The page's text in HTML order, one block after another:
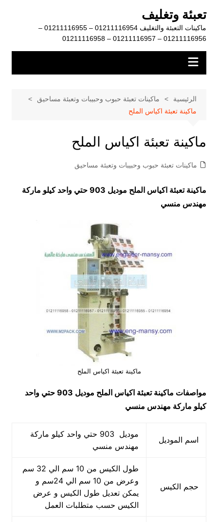
المحتوى
تعبئة وتغليف
ماكينات التعبئة والتغليف 01211116954 – 01211116955 –
01211116956 – 01211116957 – 01211116958
الرئيسية
ماكينات تعبئة حبوب وحبيبات وتعبئة مساحيق
ماكينة تعبئة اكياس الملح
ماكينة تعبئة اكياس الملح
ماكينات تعبئة حبوب وحبيبات وتعبئة مساحيق
ماكينة تعبئة اكياس الملح موديل 903 حتي واحد كيلو ماركة
مهندس منسي
ماكينة تعبئة اكياس الملح
مواصفات ماكينة تعبئة اكياس الملح
موديل 903 حتي واحد
كيلو ماركة مهندس منسي
اسم الموديل
موديل 903 حتي واحد كيلو ماركة
مهندس منسي
حجم الكيس
طول الكيس من 10 سم الي 32 سم
وعرض من 10 سم الي 24سم و
يمكن تعديل طول الكيس و عرض
الكيس حسب متطلبات العمل